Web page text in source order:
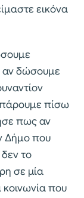
εικόνα
αν δώσουμε
πίσω
πως αν
Δήμο που
το
σε μία
κοινωνία που